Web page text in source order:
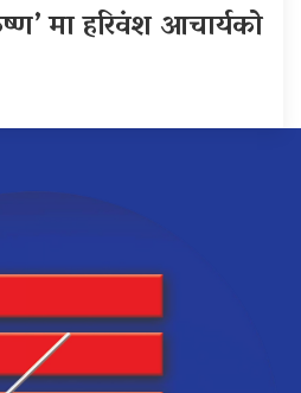
मा हरिवंश आचार्यको